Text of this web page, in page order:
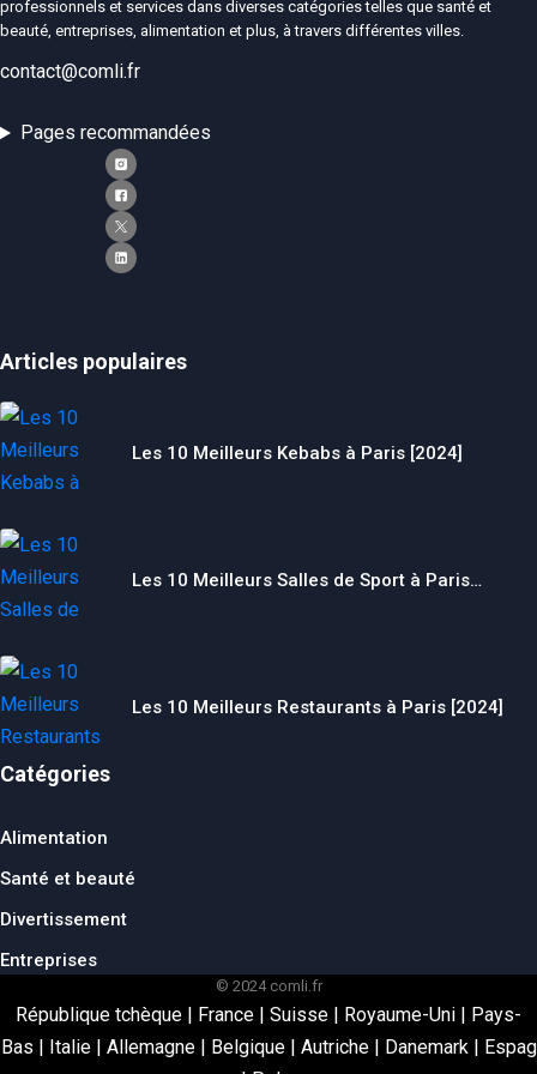
professionnels et services dans diverses catégories telles que santé et
beauté, entreprises, alimentation et plus, à travers différentes villes.
contact@comli.fr
Pages recommandées
Articles populaires
Les 10 Meilleurs Kebabs à Paris [2024]
Les 10 Meilleurs Salles de Sport à Paris…
Les 10 Meilleurs Restaurants à Paris [2024]
Catégories
Alimentation
Santé et beauté
Divertissement
Entreprises
© 2024 comli.fr
République tchèque France Suisse Royaume-Uni
Pays-
Bas
Italie| Allemagne| Belgique| Autriche| Danemark|
Espag